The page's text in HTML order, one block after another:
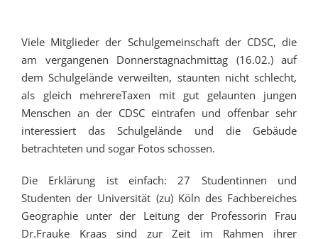
Viele Mitglieder der Schulgemeinschaft der CDSC, die
am vergangenen Donnerstagnachmittag (16.02.) auf
dem Schulgelände verweilten, staunten nicht schlecht,
als gleich mehrereTaxen mit gut gelaunten jungen
Menschen an der CDSC eintrafen und offenbar sehr
interessiert das Schulgelände und die Gebäude
betrachteten und sogar Fotos schossen.
Die Erklärung ist einfach: 27 Studentinnen und
Studenten der Universität (zu) Köln des Fachbereiches
Geographie unter der Leitung der Professorin Frau
Dr.Frauke Kraas sind zur Zeit im Rahmen ihrer